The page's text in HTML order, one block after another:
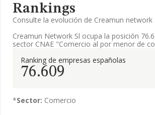
Rankings
Consulte la evolución de Creamun
Creamun Network Sl ocupa la posición
sector CNAE "Comercio al por menor de
Ranking de empresas españolas
76.609
*Sector: Comercio